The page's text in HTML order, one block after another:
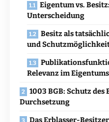
Eigentum vs.
Unterscheidung
Besitz als
und
Relevanz im
1003 BGB: Schutz des
Durchsetzung
Das Erblasser-